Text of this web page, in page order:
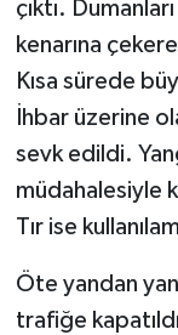
çıktı.
kenarına
Kısa sürede
İhbar üzerine
sevk edildi.
müdahalesiyle
Tır ise
Öte yandan
trafiğe